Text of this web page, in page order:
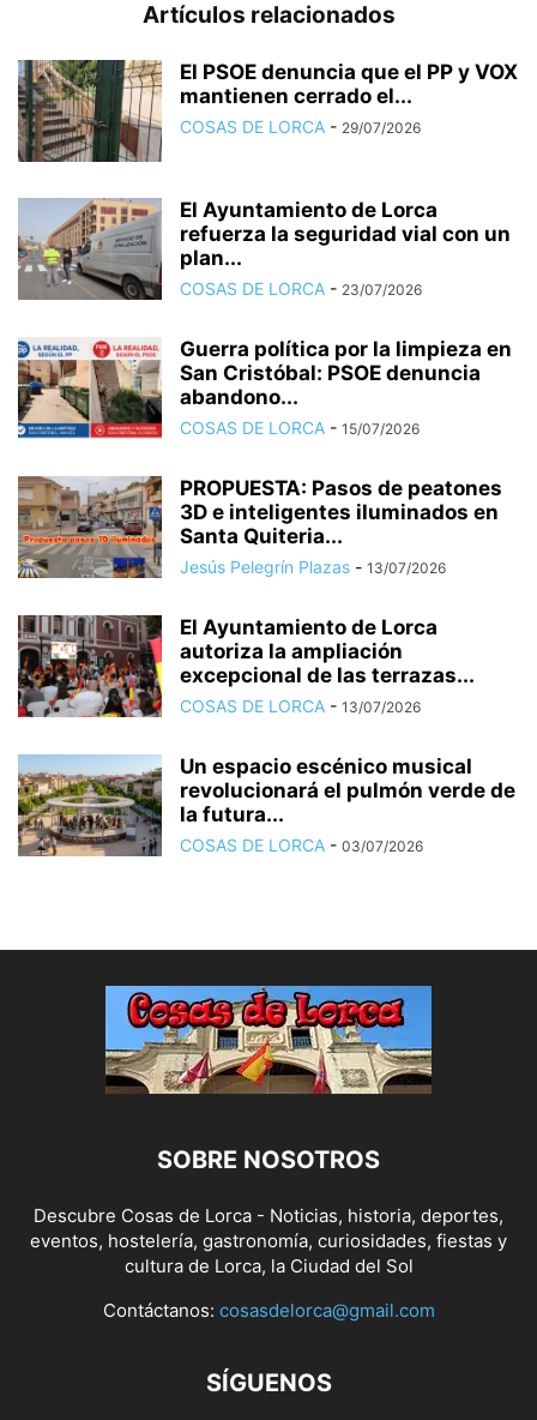
Artículos relacionados
El PSOE denuncia que el PP y VOX
mantienen cerrado el...
COSAS DE LORCA - 29/07/2026
El Ayuntamiento de Lorca
refuerza la seguridad vial con un
plan...
COSAS DE LORCA - 23/07/2026
Guerra política por la limpieza en
San Cristóbal: PSOE denuncia
abandono...
COSAS DE LORCA - 15/07/2026
PROPUESTA: Pasos de peatones
3D e inteligentes iluminados en
Santa Quiteria...
Jesús Pelegrín Plazas - 13/07/2026
El Ayuntamiento de Lorca
autoriza la ampliación
excepcional de las terrazas...
COSAS DE LORCA - 13/07/2026
Un espacio escénico musical
revolucionará el pulmón verde de
la futura...
COSAS DE LORCA - 03/07/2026
SOBRE NOSOTROS
Descubre Cosas de Lorca - Noticias, historia, deportes,
eventos, hostelería, gastronomía, curiosidades, fiestas y
cultura de Lorca, la Ciudad del Sol
Contáctanos: cosasdelorca@gmail.com
SÍGUENOS